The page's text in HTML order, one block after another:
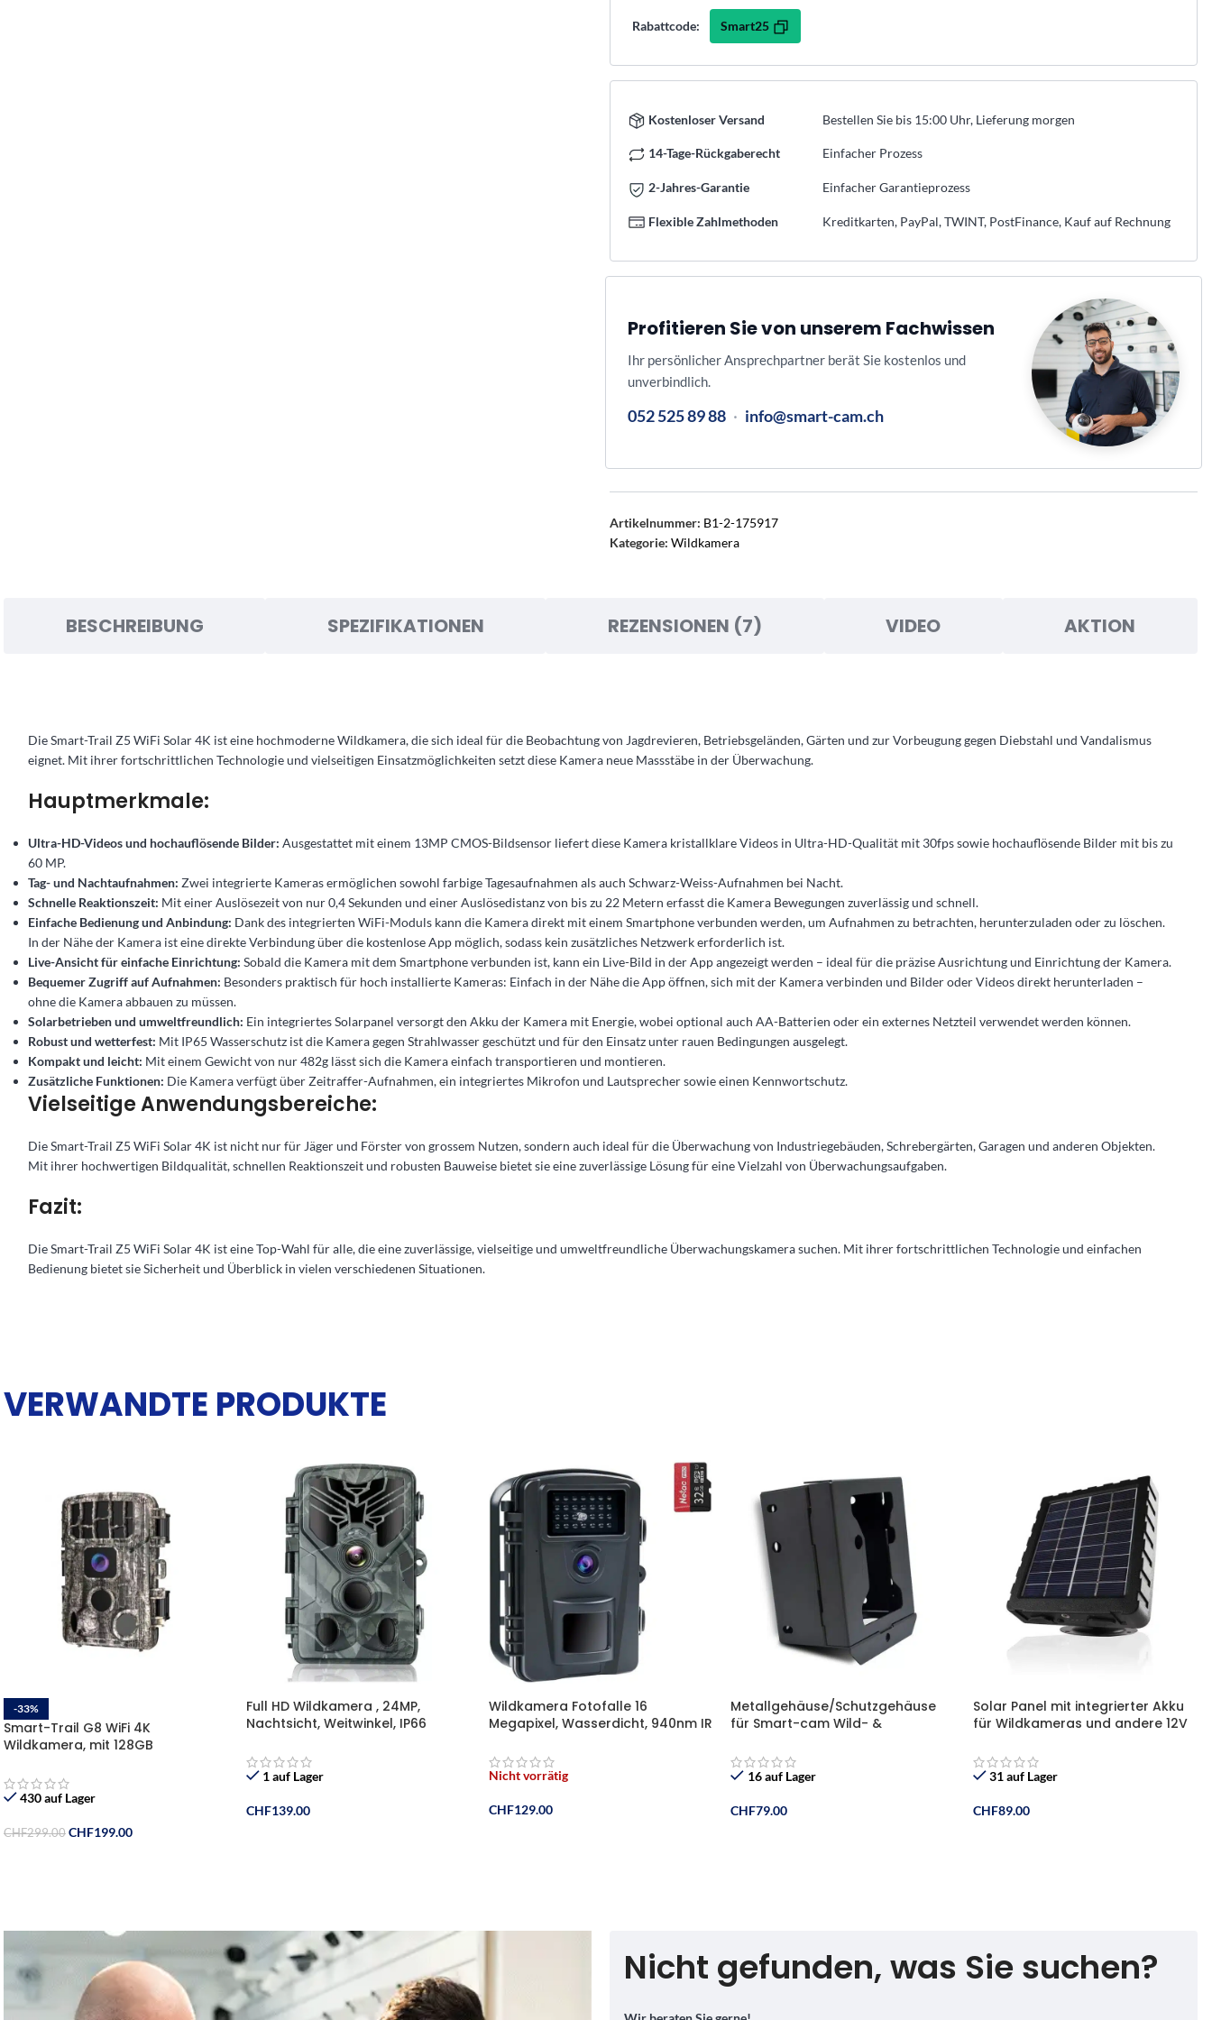
Rabattcode: Smart25
Kostenloser Versand Bestellen Sie bis 15:00 Uhr, Lieferung morgen
14-Tage-Rückgaberecht Einfacher Prozess
2-Jahres-Garantie Einfacher Garantieprozess
Flexible Zahlmethoden Kreditkarten, PayPal, TWINT, PostFinance, Kauf auf Rechnung
Profitieren Sie von unserem Fachwissen
Ihr persönlicher Ansprechpartner berät Sie kostenlos und
unverbindlich.
052 525 89 88 · info@smart-cam.ch
Artikelnummer: B1-2-175917
Kategorie: Wildkamera
BESCHREIBUNG SPEZIFIKATIONEN REZENSIONEN (7) VIDEO AKTION
Die Smart-Trail Z5 WiFi Solar 4K ist eine hochmoderne Wildkamera, die sich ideal für die Beobachtung von Jagdrevieren, Betriebsgeländen, Gärten und zur Vorbeugung gegen Diebstahl und Vandalismus
eignet. Mit ihrer fortschrittlichen Technologie und vielseitigen Einsatzmöglichkeiten setzt diese Kamera neue Massstäbe in der Überwachung.
Hauptmerkmale:
Ultra-HD-Videos und hochauflösende Bilder: Ausgestattet mit einem 13MP CMOS-Bildsensor liefert diese Kamera kristallklare Videos in Ultra-HD-Qualität mit 30fps sowie hochauflösende Bilder mit bis zu
60 MP.
Tag- und Nachtaufnahmen: Zwei integrierte Kameras ermöglichen sowohl farbige Tagesaufnahmen als auch Schwarz-Weiss-Aufnahmen bei Nacht.
Schnelle Reaktionszeit: Mit einer Auslösezeit von nur 0,4 Sekunden und einer Auslösedistanz von bis zu 22 Metern erfasst die Kamera Bewegungen zuverlässig und schnell.
Einfache Bedienung und Anbindung: Dank des integrierten WiFi-Moduls kann die Kamera direkt mit einem Smartphone verbunden werden, um Aufnahmen zu betrachten, herunterzuladen oder zu löschen.
In der Nähe der Kamera ist eine direkte Verbindung über die kostenlose App möglich, sodass kein zusätzliches Netzwerk erforderlich ist.
Live-Ansicht für einfache Einrichtung: Sobald die Kamera mit dem Smartphone verbunden ist, kann ein Live-Bild in der App angezeigt werden – ideal für die präzise Ausrichtung und Einrichtung der Kamera.
Bequemer Zugriff auf Aufnahmen: Besonders praktisch für hoch installierte Kameras: Einfach in der Nähe die App öffnen, sich mit der Kamera verbinden und Bilder oder Videos direkt herunterladen –
ohne die Kamera abbauen zu müssen.
Solarbetrieben und umweltfreundlich: Ein integriertes Solarpanel versorgt den Akku der Kamera mit Energie, wobei optional auch AA-Batterien oder ein externes Netzteil verwendet werden können.
Robust und wetterfest: Mit IP65 Wasserschutz ist die Kamera gegen Strahlwasser geschützt und für den Einsatz unter rauen Bedingungen ausgelegt.
Kompakt und leicht: Mit einem Gewicht von nur 482g lässt sich die Kamera einfach transportieren und montieren.
Zusätzliche Funktionen: Die Kamera verfügt über Zeitraffer-Aufnahmen, ein integriertes Mikrofon und Lautsprecher sowie einen Kennwortschutz.
Vielseitige Anwendungsbereiche:
Die Smart-Trail Z5 WiFi Solar 4K ist nicht nur für Jäger und Förster von grossem Nutzen, sondern auch ideal für die Überwachung von Industriegebäuden, Schrebergärten, Garagen und anderen Objekten.
Mit ihrer hochwertigen Bildqualität, schnellen Reaktionszeit und robusten Bauweise bietet sie eine zuverlässige Lösung für eine Vielzahl von Überwachungsaufgaben.
Fazit:
Die Smart-Trail Z5 WiFi Solar 4K ist eine Top-Wahl für alle, die eine zuverlässige, vielseitige und umweltfreundliche Überwachungskamera suchen. Mit ihrer fortschrittlichen Technologie und einfachen
Bedienung bietet sie Sicherheit und Überblick in vielen verschiedenen Situationen.
VERWANDTE PRODUKTE
-33%
Smart-Trail G8 WiFi 4K
Wildkamera, mit 128GB
430 auf Lager
CHF299.00 CHF199.00
Full HD Wildkamera , 24MP,
Nachtsicht, Weitwinkel, IP66
Auslösezeit, Bewegungsmelder +
8X Gratis Batterien und 32GB
1 auf Lager
CHF139.00
Wildkamera Fotofalle 16
Megapixel, Wasserdicht, 940nm IR
Bewegungsmelder 0,2s Schnelle
Trigger, mit 32G Speicherkarte
Nicht vorrätig
CHF129.00
Metallgehäuse/Schutzgehäuse
für Smart-cam Wild- &
16 auf Lager
CHF79.00
Solar Panel mit integrierter Akku
für Wildkameras und andere 12V
31 auf Lager
CHF89.00
Nicht gefunden, was Sie suchen?